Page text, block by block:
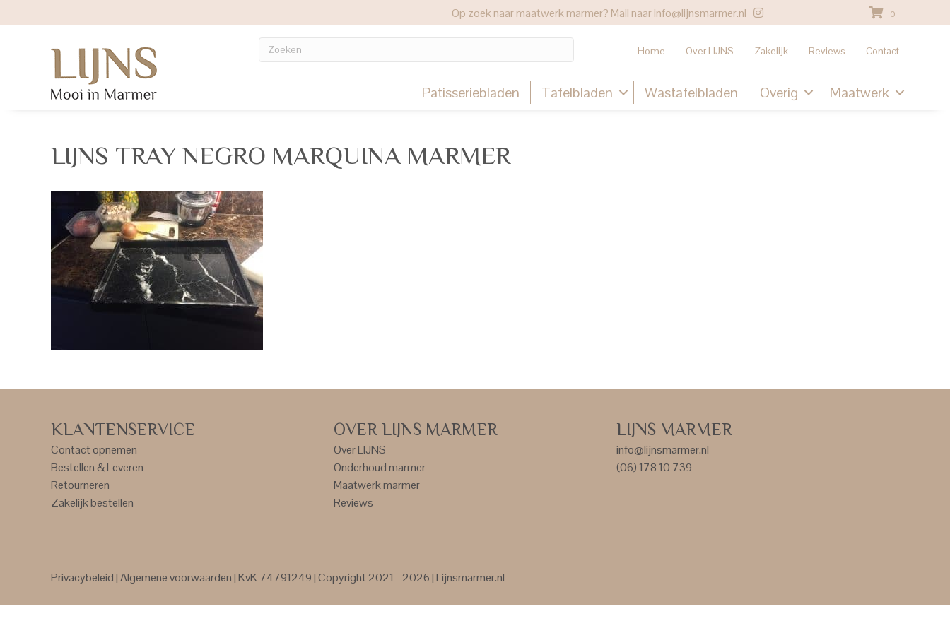
Op zoek naar maatwerk marmer? Mail naarinfo@lijnsmarmer.nl 0
Home Over LIJNS Zakelijk Reviews Contact
Patisseriebladen Tafelbladen Wastafelbladen Overig Maatwerk
LIJNS TRAY NEGRO MARQUINA MARMER
KLANTENSERVICE
Contact opnemen
Bestellen & Leveren
Retourneren
Zakelijk bestellen
OVER LIJNS MARMER
Over LIJNS
Onderhoud marmer
Maatwerk marmer
Reviews
LIJNS MARMER
info@lijnsmarmer.nl
(06) 178 10 739
Privacybeleid|Algemene voorwaarden| KvK 74791249 | Copyright 2021 - 2026 | Lijnsmarmer.nl